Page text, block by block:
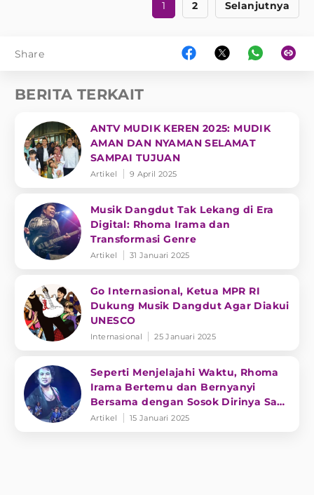
1 2 Selanjutnya
Share
BERITA TERKAIT
ANTV MUDIK KEREN 2025: MUDIK
AMAN DAN NYAMAN SELAMAT
SAMPAI TUJUAN
Artikel 9 April 2025
Musik Dangdut Tak Lekang di Era
Digital: Rhoma Irama dan
Transformasi Genre
Artikel 31 Januari 2025
Go Internasional, Ketua MPR RI
Dukung Musik Dangdut Agar Diakui
UNESCO
Internasional 25 Januari 2025
Seperti Menjelajahi Waktu, Rhoma
Irama Bertemu dan Bernyanyi
Bersama dengan Sosok Dirinya Saat
Muda
Artikel 15 Januari 2025